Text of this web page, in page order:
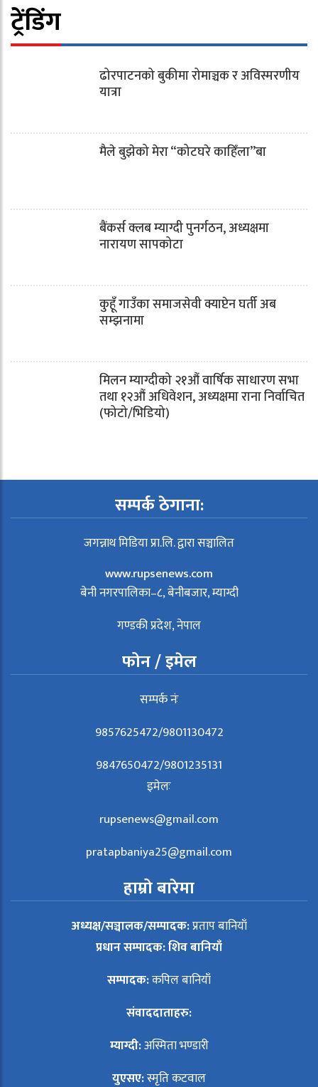
ट्रेंडिंग
ढोरपाटनको बुकीमा रोमाञ्चक र अविस्मरणीय
यात्रा
मैले बुझेको मेरा “कोटघरे काहिँला”बा
बैंकर्स क्लब म्याग्दी पुनर्गठन, अध्यक्षमा
नारायण सापकोटा
कुहूँ गाउँका समाजसेवी क्याप्टेन घर्ती अब
सम्झनामा
मिलन म्याग्दीको २१औं वार्षिक साधारण सभा
तथा १२औं अधिवेशन, अध्यक्षमा राना निर्वाचित
(फोटो/भिडियो)
सम्पर्क ठेगाना:
जगन्नाथ मिडिया प्रा.लि. द्वारा सञ्चालित
www.rupsenews.com
बेनी नगरपालिका–८, बेनीबजार, म्याग्दी
गण्डकी प्रदेश, नेपाल
फोन / इमेल
सम्पर्क नंः
9857625472/9801130472
9847650472/9801235131
इमेलः
rupsenews@gmail.com
pratapbaniya25@gmail.com
हाम्रो बारेमा
अध्यक्ष/सञ्चालक/सम्पादक:प्रताप बानियाँ
प्रधान सम्पादक: शिव बानियाँ
सम्पादक:कपिल बानियाँ
संवाददाताहरु:
म्याग्दी:अस्मिता भण्डारी
युएसए:स्मृति कटवाल